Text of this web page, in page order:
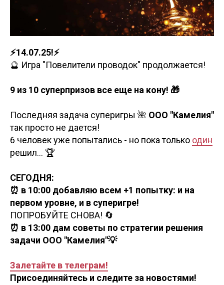
⚡️14.07.25!⚡️
🔮 Игра "Повелители проводок" продолжается!
9 из 10 суперпризов все еще на кону! 🎁
Последняя задача суперигры 🌺 ООО "Камелия"
так просто не дается!
6 человек уже попытались - но пока только один
решил... 🏆
СЕГОДНЯ:
⏰ в 10:00 добавляю всем +1 попытку: и на
первом уровне, и в суперигре!
ПОПРОБУЙТЕ СНОВА! 🔄
⏰ в 13:00 дам советы по стратегии решения
задачи ООО "Камелия"💡
Залетайте в телеграм!
Присоединяйтесь и следите за новостями!